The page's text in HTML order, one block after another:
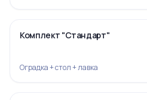
-7%
Комплект "Стандарт"
Оградка + стол + лавка